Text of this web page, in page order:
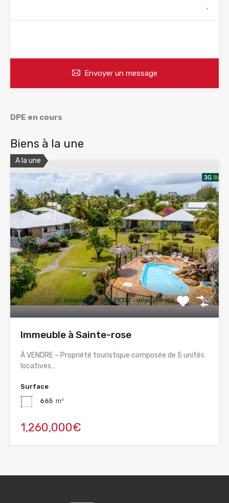
Envoyer un message
DPE en cours
Biens à la une
A la une
Immeuble à Sainte-rose
À VENDRE – Propriété touristique composée de 5 unités
locatives…
Surface
665 m²
1,260,000€